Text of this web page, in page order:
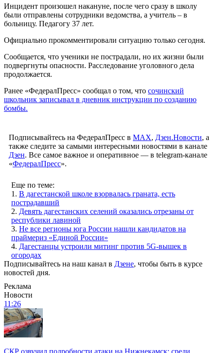
Инцидент произошел накануне, после чего сразу в школу
были отправлены сотрудники ведомства, а учитель – в
больницу. Педагогу 37 лет.
Официально прокомментировали ситуацию только сегодня.
Сообщается, что ученики не пострадали, но их жизни были
подвергнуты опасности. Расследование уголовного дела
продолжается.
Ранее «ФедералПресс» сообщал о том, что сочинский
школьник записывал в дневник инструкции по созданию
бомбы.
Подписывайтесь на ФедералПресс в МАХ, Дзен.Новости, а
также следите за самыми интересными новостями в канале
Дзен. Все самое важное и оперативное — в telegram-канале
«ФедералПресс».
Еще по теме:
1. В дагестанской школе взорвалась граната, есть
пострадавший
2. Девять дагестанских селений оказались отрезаны от
республики лавиной
3. Не все регионы юга России нашли кандидатов на
праймериз «Единой России»
4. Дагестанцы устроили митинг против 5G-вышек в
огородах
Подписывайтесь на наш канал в Дзене, чтобы быть в курсе
новостей дня.
Реклама
Новости
11:26
СКР озвучил подробности атаки на Нижнекамск: среди